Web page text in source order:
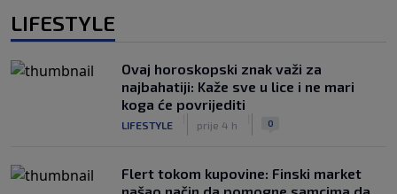
LIFESTYLE
Ovaj horoskopski znak važi za
najbahatiji: Kaže sve u lice i ne mari
koga će povrijediti
LIFESTYLE prije 4 h 0
Flert tokom kupovine: Finski market